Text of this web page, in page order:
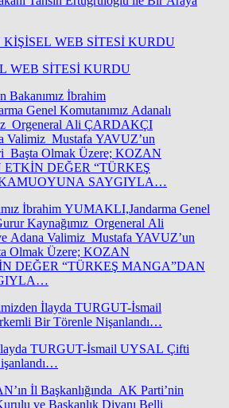
WEB SİTESİ KURDU
İbrahim YUMAKLI,Jandarma Genel
Kaynağımız Orgeneral Ali
Adana Valimiz Mustafa YAVUZ’un
Olmak Üzere; KOZAN
DEĞER “TÜRKEŞ MANGA”DAN
TURGUT-İsmail UYSAL Çifti